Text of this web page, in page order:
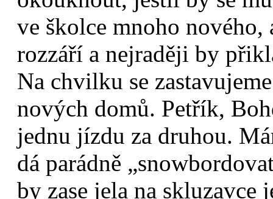
ve školce mnoho nového,
rozzáří a nejraději by
Na chvilku se
nových domů. Petřík,
jednu jízdu za druhou.
dá parádně
by zase jela na skluzavce